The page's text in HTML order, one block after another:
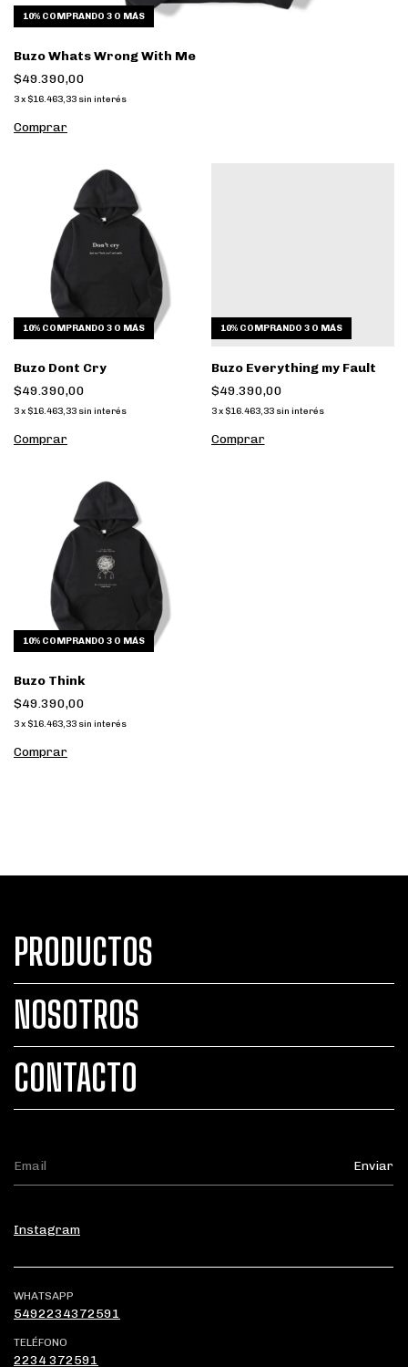
10% COMPRANDO 3 O MÁS
Buzo Whats Wrong With Me
$49.390,00
3x $16.463,33 sin interés
Comprar
10% COMPRANDO 3 O MÁS
Buzo Dont Cry
$49.390,00
3x $16.463,33 sin interés
Comprar
10% COMPRANDO 3 O MÁS
Buzo Everything my Fault
$49.390,00
3 x $16.463,33 sin interés
Comprar
10% COMPRANDO 3 O MÁS
Buzo Think
$49.390,00
3x $16.463,33 sin interés
Comprar
PRODUCTOS
NOSOTROS
CONTACTO
Instagram
WHATSAPP
5492234372591
TELÉFONO
2234 372591